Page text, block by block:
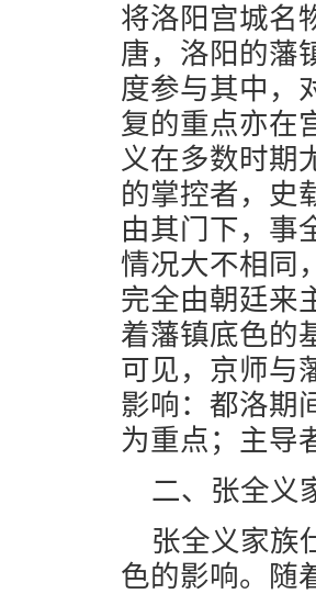
将洛阳宫城名
唐，洛阳的藩
度参与其中，
复的重点亦在
义在多数时期
的掌控者，史
由其门下，事
情况大不相同
完全由朝廷来
着藩镇底色的
可见，京师与
影响：都洛期
为重点；主导
二、张全义
张全义家族
色的影响。随